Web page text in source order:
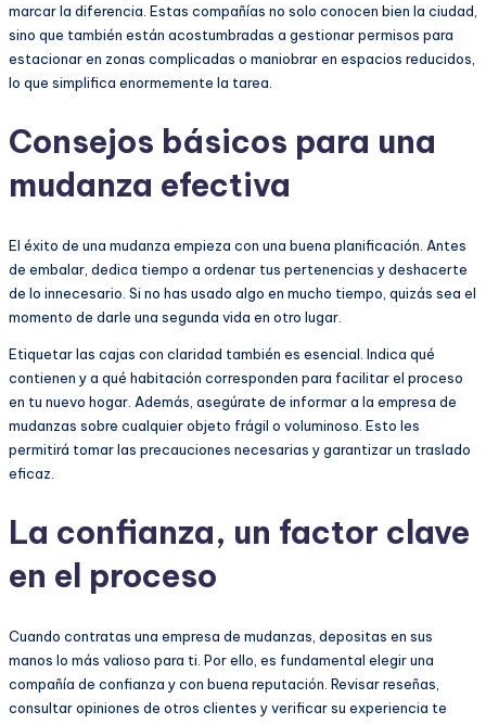
marcar la diferencia. Estas compañías no solo conocen bien la ciudad,
sino que también están acostumbradas a gestionar permisos para
estacionar en zonas complicadas o maniobrar en espacios reducidos,
lo que simplifica enormemente la tarea.
Consejos básicos para una
mudanza efectiva
El éxito de una mudanza empieza con una buena planificación. Antes
de embalar, dedica tiempo a ordenar tus pertenencias y deshacerte
de lo innecesario. Si no has usado algo en mucho tiempo, quizás sea el
momento de darle una segunda vida en otro lugar.
Etiquetar las cajas con claridad también es esencial. Indica qué
contienen y a qué habitación corresponden para facilitar el proceso
en tu nuevo hogar. Además, asegúrate de informar a la empresa de
mudanzas sobre cualquier objeto frágil o voluminoso. Esto les
permitirá tomar las precauciones necesarias y garantizar un traslado
eficaz.
La confianza, un factor clave
en el proceso
Cuando contratas una empresa de mudanzas, depositas en sus
manos lo más valioso para ti. Por ello, es fundamental elegir una
compañía de confianza y con buena reputación. Revisar reseñas,
consultar opiniones de otros clientes y verificar su experiencia te